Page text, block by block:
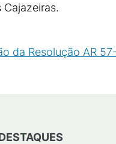
da Resolução AR